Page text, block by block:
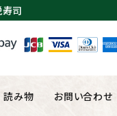
司
読み物 お問い合わせ